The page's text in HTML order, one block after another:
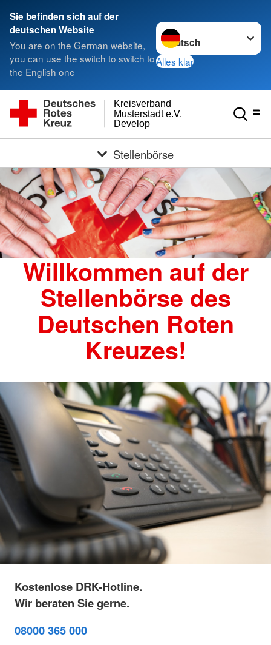
Sie befinden sich auf der
deutschen Website
You are on the German website,
you can use the switch to switch to
the English one
Sprache wechseln zu
Alles klar
Develop
Musterstadt e.V.
Kreisverband
Stellenbörse
Willkommen auf der
Stellenbörse des
Deutschen Roten
Kreuzes!
Kostenlose DRK-Hotline.
Wir beraten Sie gerne.
08000 365 000